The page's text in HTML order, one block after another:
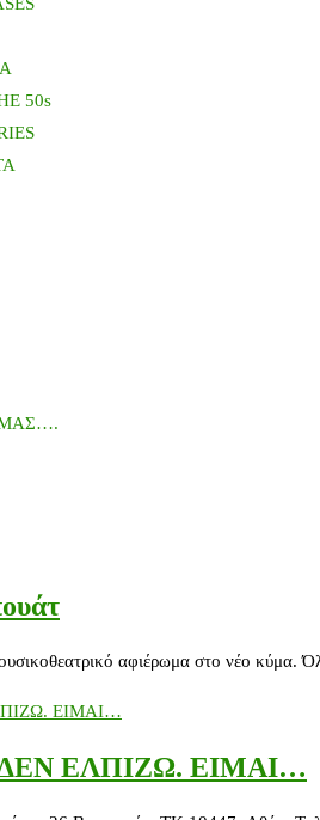
50s
ΜΑΣ….
αφιέρωμα στο νέο κύμα.
ΕΛΠΙΖΩ. ΕΙΜΑΙ…